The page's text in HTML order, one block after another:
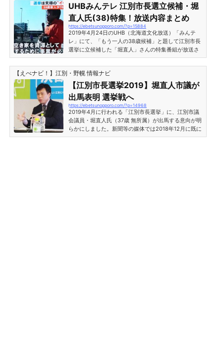
「しくじり先生はBARにいる」江別市長選挙を戦った
堀直人氏降臨！カフェバー・ココモカにて「先生はBA
Rにいる”特別企画” しくじり先生はBARにいる」の開
催が決定しました。講師は、江別市長選挙で現職と激
闘の末破れた堀直人さん...
UHBみんテレ 江別市長選立候補・堀
直人氏(38)特集！放送内容まとめ
https://ebetsunopporo.com/?p=15884
2019年4月24日のUHB（北海道文化放送）「みんテ
レ」にて、「もう一人の38歳候補」と題して江別市長
選挙に立候補した「堀直人」さんの特集番組が放送さ
れました。2019年4月21日に投開票が行われた「江別
市長選挙」。現職市長に立ち向かったのは38歳の若き
市議・堀直人氏でした。同月、新しく北海道知事とな
った鈴木直道知事とは同い年の堀直人氏、「もう一人
の38歳候補」の選挙密着取材の様子です。UHBみんテ
レ 江別市長選立候補・堀直人氏(38)特集番組の冒頭、
8年前の堀直人氏の映像が流れました。この当時、北
海道裏観光ガイドという...
【えべナビ！】江別・野幌 情報ナビ
【江別市長選挙2019】堀直人市議が
出馬表明 選挙戦へ
https://ebetsunopporo.com/?p=14968
2019年4月に行われる「江別市長選挙」に、江別市議
会議員・堀直人氏（37歳 無所属）が出馬する意向が明
らかにしました。新聞等の媒体では2018年12月に既に
その旨の報道がされています。現市長である三好昇市